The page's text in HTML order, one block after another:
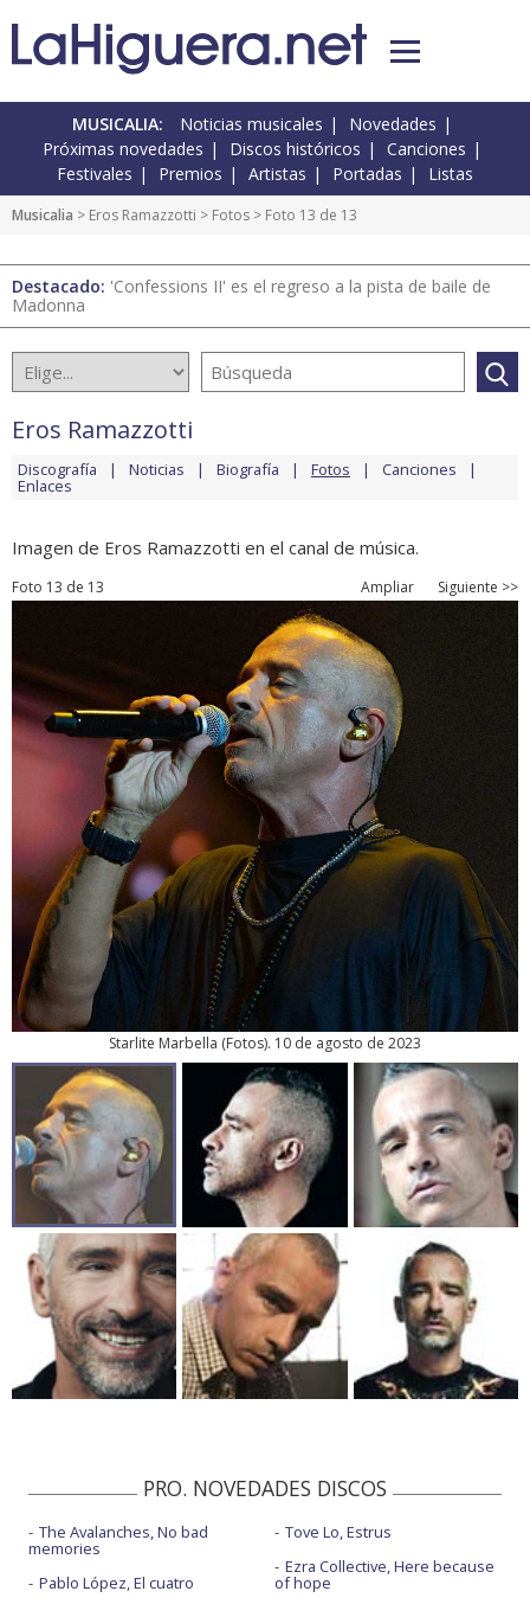
MUSICALIA: Noticias musicales
Novedades
Próximas novedades
Discos históricos
Canciones
Festivales
Premios Artistas Portadas Listas
Musicalia > Eros Ramazzotti > Fotos > Foto 13 de 13
Destacado: 'Confessions II' es el regreso a la pista de baile de
Madonna
Eros Ramazzotti
Discografía Noticias Biografía Fotos Canciones
Enlaces
Imagen de Eros Ramazzotti en el canal de música.
Foto 13 de 13 Ampliar Siguiente >>
Starlite Marbella (Fotos). 10 de agosto de 2023
PRO. NOVEDADES DISCOS
The Avalanches, No bad
memories
Pablo López, El cuatro
Tove Lo, Estrus
Ezra Collective, Here because
of hope